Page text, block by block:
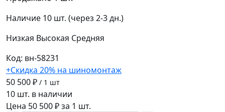
Наличие 10 шт. (через 2-3 дн.)
Низкая Высокая Средняя
Код: вн-58231
+Скидка 20% на шиномонтаж
50 500 ₽ / 1 шт
10 шт. в наличии
Цена 50 500 ₽ за 1 шт.